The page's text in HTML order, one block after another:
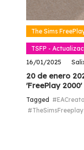
The Sims
TSFP -
16/01/2025
20 de enero
'FreePlay 2000'
Tagged
#TheSimsFreeplay